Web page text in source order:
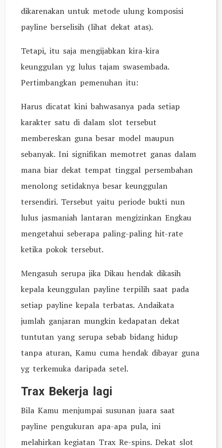
dikarenakan untuk metode ulung komposisi
payline berselisih (lihat dekat atas).
Tetapi, itu saja mengijabkan kira-kira
keunggulan yg lulus tajam swasembada.
Pertimbangkan pemenuhan itu:
Harus dicatat kini bahwasanya pada setiap
karakter satu di dalam slot tersebut
membereskan guna besar model maupun
sebanyak. Ini signifikan memotret ganas dalam
mana biar dekat tempat tinggal persembahan
menolong setidaknya besar keunggulan
tersendiri. Tersebut yaitu periode bukti nun
lulus jasmaniah lantaran mengizinkan Engkau
mengetahui seberapa paling-paling hit-rate
ketika pokok tersebut.
Mengasuh serupa jika Dikau hendak dikasih
kepala keunggulan payline terpilih saat pada
setiap payline kepala terbatas. Andaikata
jumlah ganjaran mungkin kedapatan dekat
tuntutan yang serupa sebab bidang hidup
tanpa aturan, Kamu cuma hendak dibayar guna
yg terkemuka daripada setel.
Trax Bekerja lagi
Bila Kamu menjumpai susunan juara saat
payline pengukuran apa-apa pula, ini
melahirkan kegiatan Trax Re-spins. Dekat slot